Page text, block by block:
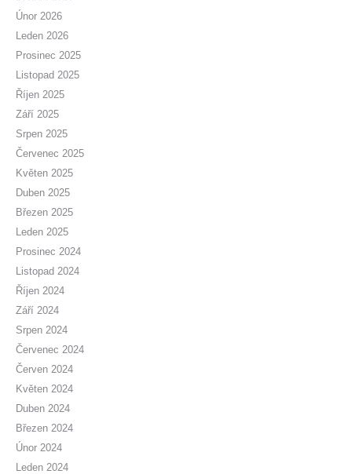
Únor 2026
Leden 2026
Prosinec 2025
Listopad 2025
Říjen 2025
Září 2025
Srpen 2025
Červenec 2025
Květen 2025
Duben 2025
Březen 2025
Leden 2025
Prosinec 2024
Listopad 2024
Říjen 2024
Září 2024
Srpen 2024
Červenec 2024
Červen 2024
Květen 2024
Duben 2024
Březen 2024
Únor 2024
Leden 2024